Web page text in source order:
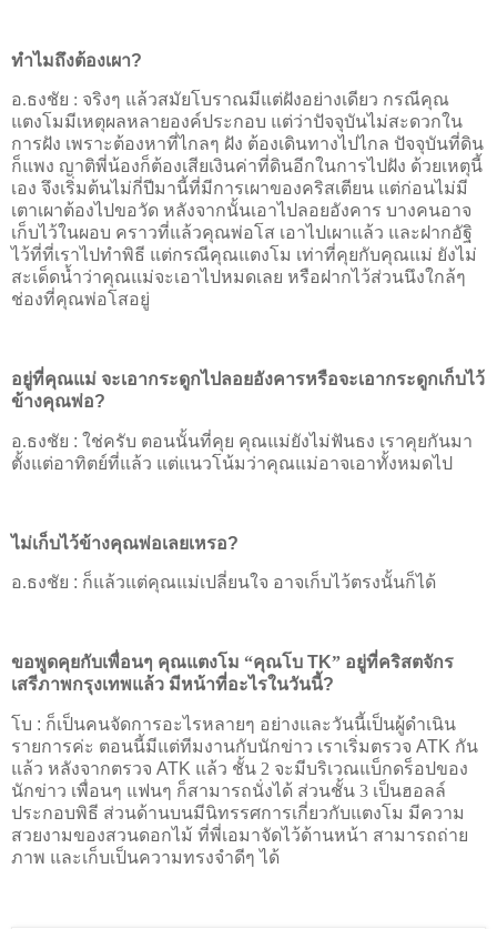
ทำไมถึงต้องเผา?
อ.ธงชัย : จริงๆ แล้วสมัยโบราณมีแต่ฝังอย่างเดียว กรณีคุณ
แตงโมมีเหตุผลหลายองค์ประกอบ แต่ว่าปัจจุบันไม่สะดวกใน
การฝัง เพราะต้องหาที่ไกลๆ ฝัง ต้องเดินทางไปไกล ปัจจุบันที่ดิน
ก็แพง ญาติพี่น้องก็ต้องเสียเงินค่าที่ดินอีกในการไปฝัง ด้วยเหตุนี้
เอง จึงเริ่มต้นไม่กี่ปีมานี้ที่มีการเผาของคริสเตียน แต่ก่อนไม่มี
เตาเผาต้องไปขอวัด หลังจากนั้นเอาไปลอยอังคาร บางคนอาจ
เก็บไว้ในผอบ คราวที่แล้วคุณพ่อโส เอาไปเผาแล้ว และฝากอัฐิ
ไว้ที่ที่เราไปทำพิธี แต่กรณีคุณแตงโม เท่าที่คุยกับคุณแม่ ยังไม่
สะเด็ดน้ำว่าคุณแม่จะเอาไปหมดเลย หรือฝากไว้ส่วนนึงใกล้ๆ
ช่องที่คุณพ่อโสอยู่
อยู่ที่คุณแม่ จะเอากระดูกไปลอยอังคารหรือจะเอากระดูกเก็บไว้
ข้างคุณพ่อ?
อ.ธงชัย : ใช่ครับ ตอนนั้นที่คุย คุณแม่ยังไม่ฟันธง เราคุยกันมา
ตั้งแต่อาทิตย์ที่แล้ว แต่แนวโน้มว่าคุณแม่อาจเอาทั้งหมดไป
ไม่เก็บไว้ข้างคุณพ่อเลยเหรอ?
อ.ธงชัย : ก็แล้วแต่คุณแม่เปลี่ยนใจ อาจเก็บไว้ตรงนั้นก็ได้
ขอพูดคุยกับเพื่อนๆ คุณแตงโม “คุณโบ TK” อยู่ที่คริสตจักร
เสรีภาพกรุงเทพแล้ว มีหน้าที่อะไรในวันนี้?
โบ : ก็เป็นคนจัดการอะไรหลายๆ อย่างและวันนี้เป็นผู้ดำเนิน
รายการค่ะ ตอนนี้มีแต่ทีมงานกับนักข่าว เราเริ่มตรวจ ATK กัน
แล้ว หลังจากตรวจ ATK แล้ว ชั้น 2 จะมีบริเวณแบ็กดร็อปของ
นักข่าว เพื่อนๆ แฟนๆ ก็สามารถนั่งได้ ส่วนชั้น 3 เป็นฮอลล์
ประกอบพิธี ส่วนด้านบนมีนิทรรศการเกี่ยวกับแตงโม มีความ
สวยงามของสวนดอกไม้ ที่พี่เอมาจัดไว้ด้านหน้า สามารถถ่าย
ภาพ และเก็บเป็นความทรงจำดีๆ ได้